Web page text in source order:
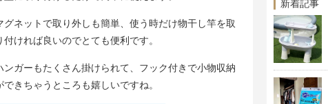
グネットで取り外しも簡単、使う時だけ物干し竿を取
付ければ良いのでとても便利です。
ンガーもたくさん掛けられて、フック付きで小物収納
できちゃうところも嬉しいですね。
新着記事